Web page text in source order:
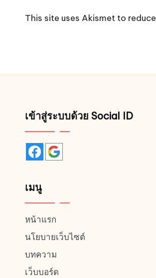
This site uses Akismet to
เข้าสู่ระบบด้วย Social ID
เมนู
หน้าแรก
นโยบายเว็บไซต์
บทความ
เว็บบอร์ด